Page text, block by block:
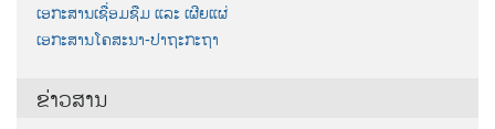
ເອກະສານເຊື່ອມຊືມ ແລະ ເຜີຍແຜ່
ເອກະສານໂຄສະນາ-ປາຖະກະຖາ
ຂ່າວສານ